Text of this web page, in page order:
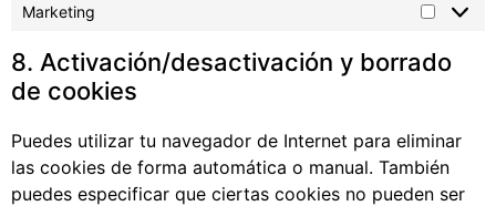
Marketing
8. Activación/desactivación y borrado
de cookies
Puedes utilizar tu navegador de Internet para eliminar
las cookies de forma automática o manual. También
puedes especificar que ciertas cookies no pueden ser